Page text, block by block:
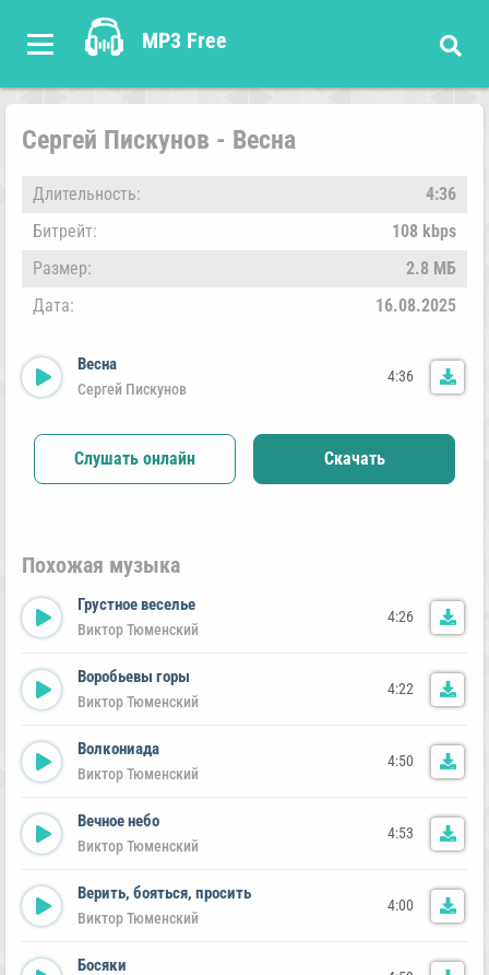
MP3 Free
Сергей Пискунов - Весна
Длительность:
4:36
Битрейт:
108 kbps
Размер:
2.8 МБ
Дата:
16.08.2025
Весна
Сергей Пискунов
4:36
Слушать онлайн Скачать
Похожая музыка
Грустное веселье
Виктор Тюменский
4:26
Воробьевы горы
Виктор Тюменский
4:22
Волкониада
Виктор Тюменский
4:50
Вечное небо
Виктор Тюменский
4:53
Верить, бояться, просить
Виктор Тюменский
4:00
Босяки